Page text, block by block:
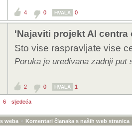
imati odlicne poslove
Nikakvoj politici ne
rekao , ali izgleda da
Pricam iskljucibo kad
4 0 HVALA 0
'Najaviti projekt AI
Sto vise raspravljate vise
Poruka je uređivana zadnji put
2 0 HVALA 1
6 sljedeća
weba » Komentari članaka s naših web stranica